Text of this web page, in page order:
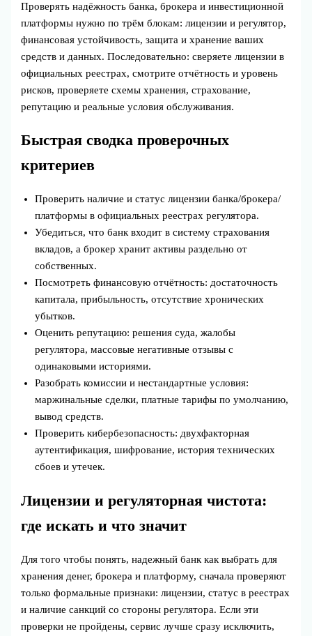
Проверять надёжность банка, брокера и инвестиционной
платформы нужно по трём блокам: лицензии и регулятор,
финансовая устойчивость, защита и хранение ваших
средств и данных. Последовательно: сверяете лицензии в
официальных реестрах, смотрите отчётность и уровень
рисков, проверяете схемы хранения, страхование,
репутацию и реальные условия обслуживания.
Быстрая сводка проверочных
критериев
Проверить наличие и статус лицензии банка/брокера/
платформы в официальных реестрах регулятора.
Убедиться, что банк входит в систему страхования
вкладов, а брокер хранит активы раздельно от
собственных.
Посмотреть финансовую отчётность: достаточность
капитала, прибыльность, отсутствие хронических
убытков.
Оценить репутацию: решения суда, жалобы
регулятора, массовые негативные отзывы с
одинаковыми историями.
Разобрать комиссии и нестандартные условия:
маржинальные сделки, платные тарифы по умолчанию,
вывод средств.
Проверить кибербезопасность: двухфакторная
аутентификация, шифрование, история технических
сбоев и утечек.
Лицензии и регуляторная чистота:
где искать и что значит
Для того чтобы понять, надежный банк как выбрать для
хранения денег, брокера и платформу, сначала проверяют
только формальные признаки: лицензии, статус в реестрах
и наличие санкций со стороны регулятора. Если эти
проверки не пройдены, сервис лучше сразу исключить,